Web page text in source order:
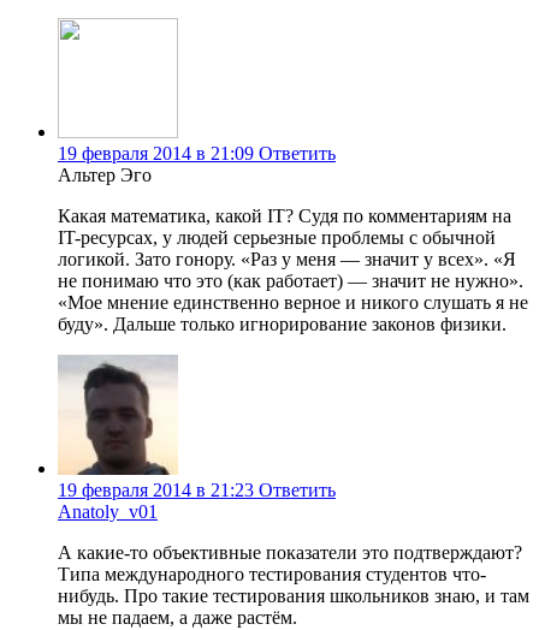
19 февраля 2014 в 21:09 Ответить
Альтер Эго
Какая математика, какой IT? Судя по комментариям на
IT-ресурсах, у людей серьезные проблемы с обычной
логикой. Зато гонору. «Раз у меня — значит у всех». «Я
не понимаю что это (как работает) — значит не нужно».
«Мое мнение единственно верное и никого слушать я не
буду». Дальше только игнорирование законов физики.
19 февраля 2014 в 21:23 Ответить
Anatoly_v01
А какие-то объективные показатели это подтверждают?
Типа международного тестирования студентов что-
нибудь. Про такие тестирования школьников знаю, и там
мы не падаем, а даже растём.